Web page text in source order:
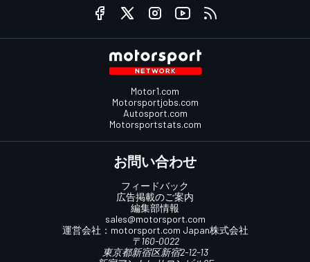
Motor1.com
Motorsportjobs.com
Autosport.com
Motorsportstats.com
お問い合わせ
フィードバック
広告掲載のご案内
編集部情報
sales@motorsport.com
運営会社： motorsport.com Japan株式会社
〒160-0022
東京都新宿区新宿2-12-13